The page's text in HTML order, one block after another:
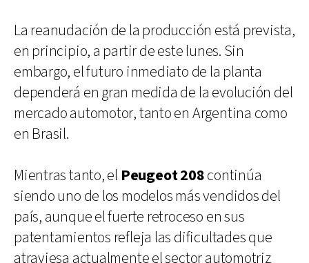
La reanudación de la producción está prevista,
en principio, a partir de este lunes. Sin
embargo, el futuro inmediato de la planta
dependerá en gran medida de la evolución del
mercado automotor, tanto en Argentina como
en Brasil.
Mientras tanto, el Peugeot 208continúa
siendo uno de los modelos más vendidos del
país, aunque el fuerte retroceso en sus
patentamientos refleja las dificultades que
atraviesa actualmente el sector automotriz